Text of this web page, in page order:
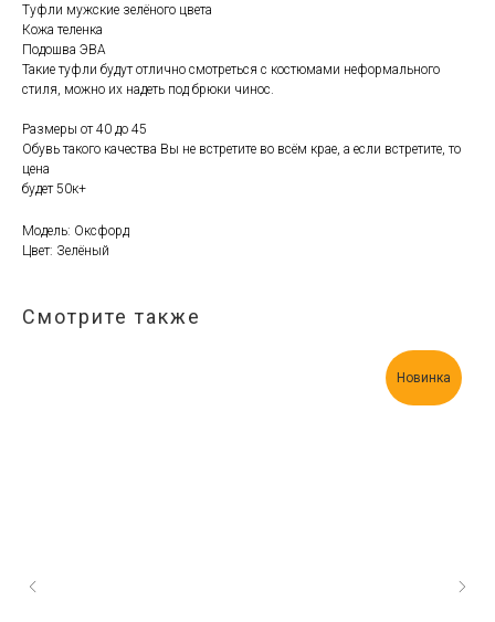
Туфли мужские зелёного цвета
Кожа теленка
Подошва ЭВА
Такие туфли будут отлично смотреться с костюмами неформального
стиля, можно их надеть под брюки чинос.
Размеры от 40 до 45
Обувь такого качества Вы не встретите во всём крае, а если встретите, то
цена
будет 50к+
Модель: Оксфорд
Цвет: Зелёный
Смотрите также
Новинка